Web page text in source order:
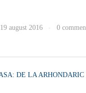
19 august 2016 · 0